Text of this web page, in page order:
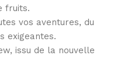
fruits.
vos aventures, du
exigeantes.
issu de la nouvelle